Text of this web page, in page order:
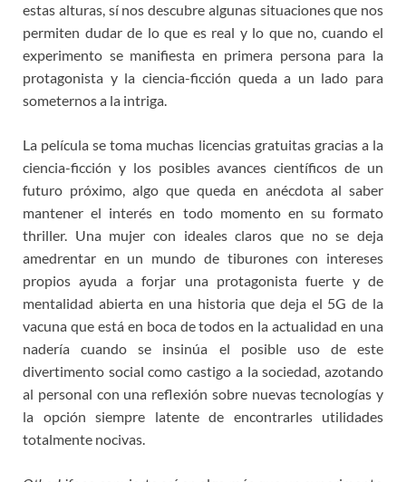
estas alturas, sí nos descubre algunas situaciones que nos
permiten dudar de lo que es real y lo que no, cuando el
experimento se manifiesta en primera persona para la
protagonista y la ciencia-ficción queda a un lado para
someternos a la intriga.
La película se toma muchas licencias gratuitas gracias a la
ciencia-ficción y los posibles avances científicos de un
futuro próximo, algo que queda en anécdota al saber
mantener el interés en todo momento en su formato
thriller. Una mujer con ideales claros que no se deja
amedrentar en un mundo de tiburones con intereses
propios ayuda a forjar una protagonista fuerte y de
mentalidad abierta en una historia que deja el 5G de la
vacuna que está en boca de todos en la actualidad en una
nadería cuando se insinúa el posible uso de este
divertimento social como castigo a la sociedad, azotando
al personal con una reflexión sobre nuevas tecnologías y
la opción siempre latente de encontrarles utilidades
totalmente nocivas.